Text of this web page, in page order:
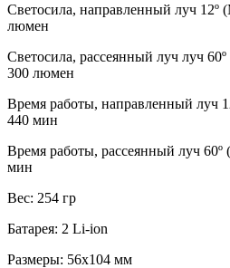
Светосила, направленный луч 12º
люмен
Светосила, рассеянный луч луч
300 люмен
Время работы, направленный луч
440 мин
Время работы, рассеянный луч
мин
Вес: 254 гр
Батарея: 2 Li-ion
Размеры: 56х104 мм